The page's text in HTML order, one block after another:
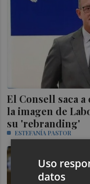
El Consell saca
la imagen de
su 'rebranding'
ESTEFANÍA PASTOR
Uso
datos